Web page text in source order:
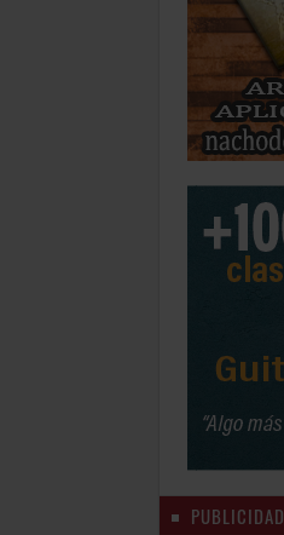
PUBLICIDAD